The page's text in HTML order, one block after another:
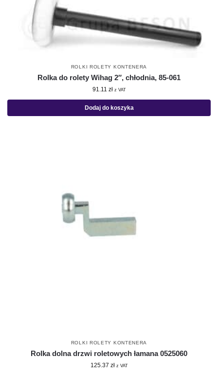
ROLKI ROLETY KONTENERA
Rolka do rolety Wihag 2″, chłodnia, 85-061
91.11 zł z VAT
Dodaj do koszyka
ROLKI ROLETY KONTENERA
Rolka dolna drzwi roletowych łamana 0525060
125.37 zł z VAT